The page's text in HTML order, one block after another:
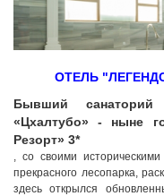
ОТЕЛЬ
Бывший
«Цхалтубо» - ныне
Резорт» 3*
, со своими
прекрасного лесопарка,
здесь открылся